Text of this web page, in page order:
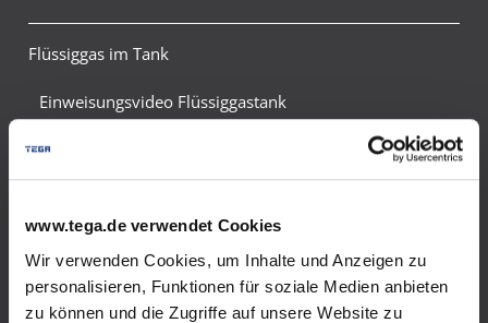
www.tega.de verwendet Cookies
Wir verwenden Cookies, um Inhalte und Anzeigen zu
personalisieren, Funktionen für soziale Medien anbieten
zu können und die Zugriffe auf unsere Website zu
Flüssiggas im Tank
Einweisungsvideo Flüssiggastank
Biogenes Flüssiggas im Tank
Varianten Flüssiggastank